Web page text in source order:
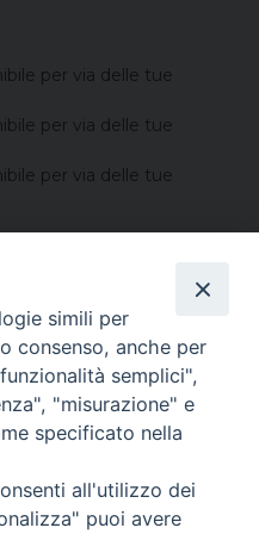
per via delle tue
per via delle tue
per via delle tue
simili per
consenso, anche per
semplici",
"misurazione" e
specificato nella
all'utilizzo dei
puoi avere